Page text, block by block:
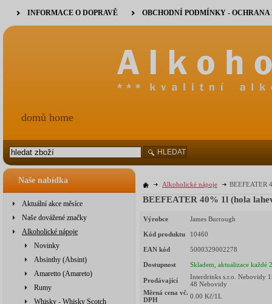
Naše nabídka
Aktuální akce měsíce
Naše dovážené značky
Alkoholické nápoje
Novinky
Absinthy (Absint)
Amaretto (Amareto)
Rumy
Whisky - Whisky Scotch
Alkoholické nápoje BEEFEATER
BEEFEATER 40% 1l (hola
Výrobce James Burrough
Kód produktu 10460
EAN kód 5000329002278
Dostupnost Skladem, aktualizace každé
Prodávající
Interdrinks s.r.o. Nebovidy
48 Nebovidy
Měrná cena vč.
DPH
0.00 Kč/1L
INFORMACE O DOPRAVĚ OBCHODNÍ PODMÍNKY -
domů home
HLEDAT